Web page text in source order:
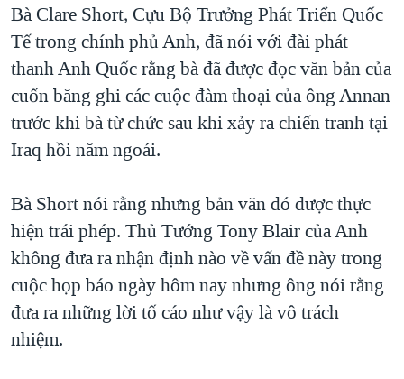
KHOA HỌC
SỨC KHOẺ
VĂN HOÁ
GIÁO DỤC
NGÀY TỊ NẠN THẾ GIỚI
TRỊNH VĨNH BÌNH - NGƯỜI HẠ 'BÊN THẮNG CUỘC'
GROUND ZERO – XƯA VÀ NAY
CHI PHÍ CHIẾN TRANH AFGHANISTAN
CÁC GIÁ TRỊ CỘNG HÒA Ở VIỆT NAM
THƯỢNG ĐỈNH TRUMP-KIM TẠI VIỆT NAM
TRỊNH VĨNH BÌNH VS. CHÍNH PHỦ VIỆT NAM
NGƯ DÂN VIỆT VÀ LÀN SÓNG TRỘM HẢI SÂM
BÊN KIA QUỐC LỘ: TIẾNG VỌNG TỪ NÔNG THÔN MỸ
QUAN HỆ VIỆT MỸ
Ngôn ngữ khác
Bà Clare Short, Cựu Bộ Trưởng Phát Triển Quốc
Tế trong chính phủ Anh, đã nói với đài phát
thanh Anh Quốc rằng bà đã được đọc văn bản của
cuốn băng ghi các cuộc đàm thoại của ông Annan
trước khi bà từ chức sau khi xảy ra chiến tranh tại
Iraq hồi năm ngoái.
Bà Short nói rằng nhưng bản văn đó được thực
hiện trái phép. Thủ Tướng Tony Blair của Anh
không đưa ra nhận định nào về vấn đề này trong
cuộc họp báo ngày hôm nay nhưng ông nói rằng
đưa ra những lời tố cáo như vậy là vô trách
nhiệm.